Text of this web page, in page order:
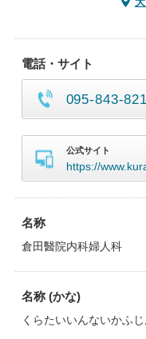
電話・サイト
095-843-
公式サイト
https://
名称
倉田醫院内科婦人科
名称 (かな)
くらたいいんないかふ